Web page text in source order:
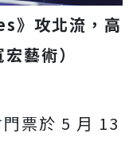
攻北流，高
藝術）
票於 5 月 13